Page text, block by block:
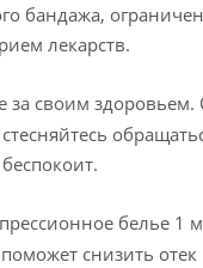
бандажа,
лекарств.
за своим здоровьем.
белье 1
снизить отек